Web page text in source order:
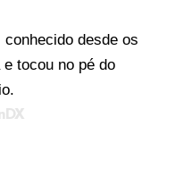
desde os
tocou no pé do